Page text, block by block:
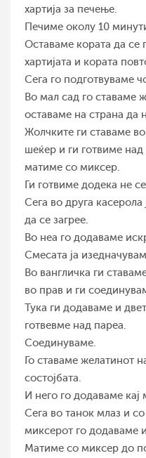
хартија за печење.
Печиме околу 10
Оставаме кората да се
хартијата и кората
Сега го подготвуваме
Во мал сад го ставаме
оставаме на страна да
Жолчките ги ставаме
шеќер и ги готвиме
матиме со миксер.
Ги готвиме додека не се
Сега во друга касерола
да се загрее.
Во неа го додаваме
Смесата ја
Во вангличка ги
во прав и ги
Тука ги додаваме и
готвевме над пареа.
Соединуваме.
Го ставаме желатинот
состојбата.
И него го додаваме кај
Сега во танок млаз и
миксерот го додаваме
Матиме со миксер до